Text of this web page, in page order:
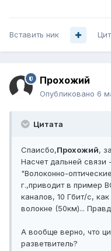
Вставить ник
Прохожий
Опубликовано 6
Цитата
Спаисбо,Прохожий,
Насчет дальней связи
"Волоконно-
г.,приводит в пример
каналов, 10 Гбит/с,
волокне (50км)...
А вообще верно, что
разветвитель?